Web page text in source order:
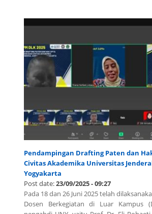
Pendampingan Drafting Paten dan
Civitas Akademika Universitas
Yogyakarta
Post date:23/09/2025 - 09:27
Pada 18 dan 26 Juni 2025 telah
Dosen Berkegiatan di Luar Kampus